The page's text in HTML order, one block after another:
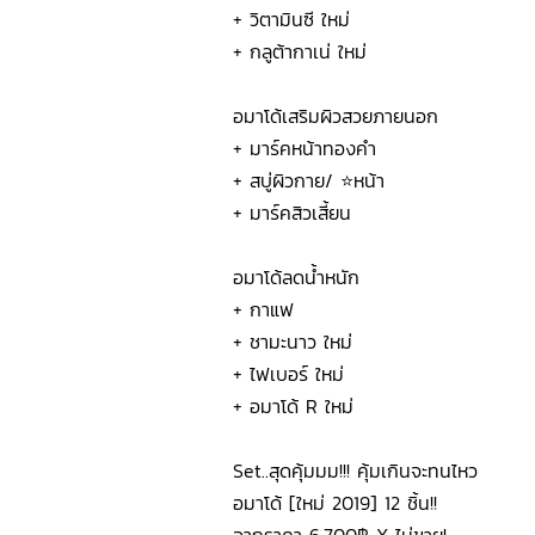
+ วิตามินซี ใหม่
+ กลูต้ากาเน่ ใหม่
อมาโด้เสริมผิวสวยภายนอก
+ มาร์คหน้าทองคำ
+ สบู่ผิวกาย/ ⭐️หน้า
+ มาร์คสิวเสี้ยน
อมาโด้ลดน้ำหนัก
+ กาแฟ
+ ชามะนาว ใหม่
+ ไฟเบอร์ ใหม่
+ อมาโด้ R ใหม่
Set..สุดคุ้มมม!!! คุ้มเกินจะทนไหว
อมาโด้ [ใหม่ 2019] 12 ชิ้น!!